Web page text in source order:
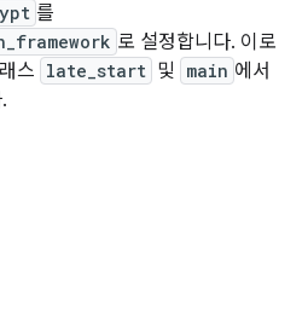
를
로 설정합니다. 이로
스 late_start 및 main 에서